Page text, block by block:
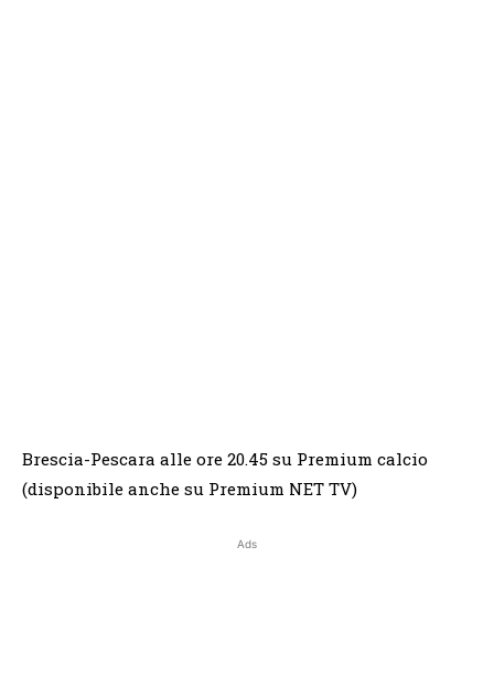
Brescia-Pescara alle ore 20.45 su Premium calcio
(disponibile anche su Premium NET TV)
Ads